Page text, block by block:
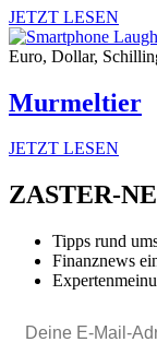
JETZT LESEN
Euro, Dollar,
Murmeltier
JETZT LESEN
ZASTER-
Tipps rund
Finanznews